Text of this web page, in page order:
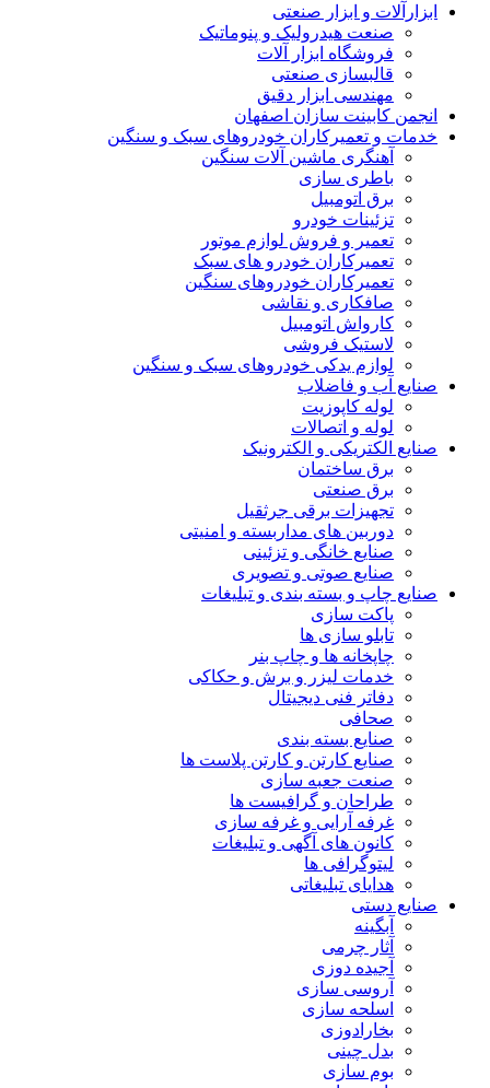
ابزارآلات و ابزار صنعتی
صنعت هیدرولیک و پنوماتیک
فروشگاه ابزار آلات
قالبسازی صنعتی
مهندسی ابزار دقیق
انجمن کابینت سازان اصفهان
خدمات و تعمیرکاران خودروهای سبک و سنگین
آهنگری ماشین آلات سنگین
باطری سازی
برق اتومبیل
تزئینات خودرو
تعمیر و فروش لوازم موتور
تعمیرکاران خودرو های سبک
تعمیرکاران خودروهای سنگین
صافکاری و نقاشی
کارواش اتومبیل
لاستیک فروشی
لوازم یدکی خودروهای سبک و سنگین
صنایع آب و فاضلاب
لوله کاپوزیت
لوله و اتصالات
صنایع الکتریکی و الکترونیک
برق ساختمان
برق صنعتی
تجهیزات برقی جرثقیل
دوربین های مداربسته و امنیتی
صنایع خانگی و تزئینی
صنایع صوتی و تصویری
صنایع چاپ و بسته بندی و تبلیغات
پاکت سازی
تابلو سازی ها
چاپخانه ها و چاپ بنر
خدمات لیزر و برش و حکاکی
دفاتر فنی دیجیتال
صحافی
صنایع بسته بندی
صنایع کارتن و کارتن پلاست ها
صنعت جعبه سازی
طراحان و گرافیست ها
غرفه آرایی و غرفه سازی
کانون های آگهی و تبلیغات
لیتوگرافی ها
هدایای تبلیغاتی
صنایع دستی
آبگینه
آثار چرمی
آجیده دوزی
آروسی سازی
اسلحه سازی
بخارادوزی
بدل چینی
بوم سازی